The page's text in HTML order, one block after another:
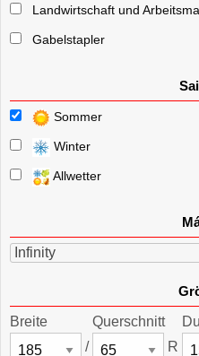
Landwirtschaft und
Gabelstapler
Sommer
Winter
Allwetter
Infinity
Breite
/
Querschnitt
R